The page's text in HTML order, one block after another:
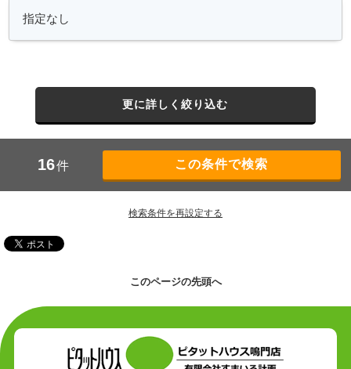
更に詳しく絞り込む
16件
検索条件を再設定する
このページの先頭へ